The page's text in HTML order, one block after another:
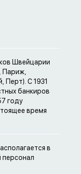
Швейцарии
Париж,
Перт). С 1931
банкиров
году
время
в
персонал